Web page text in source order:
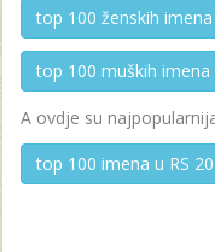
top 100 ženskih
top 100 muških imena
A ovdje su
top 100 imena u RS